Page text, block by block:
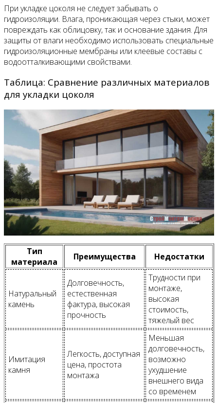
При укладке цоколя не следует забывать о
гидроизоляции. Влага, проникающая через стыки, может
повреждать как облицовку, так и основание здания. Для
защиты от влаги необходимо использовать специальные
гидроизоляционные мембраны или клеевые составы с
водоотталкивающими свойствами.
Таблица: Сравнение различных материалов
для укладки цоколя
Тип
материала
Преимущества Недостатки
Натуральный
камень
Долговечность,
естественная
фактура, высокая
прочность
Трудности при
монтаже,
высокая
стоимость,
тяжелый вес
Имитация
камня
Легкость, доступная
цена, простота
монтажа
Меньшая
долговечность,
возможно
ухудшение
внешнего вида
со временем